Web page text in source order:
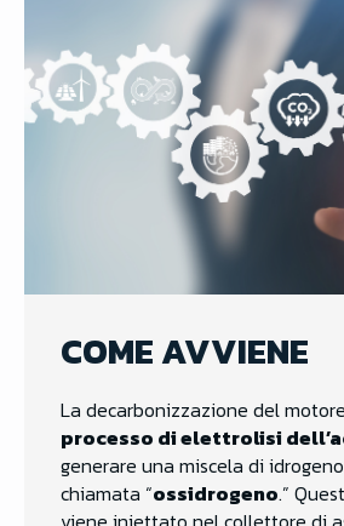
COME AVVIENE
La decarbonizzazione del
processo di elettrolisi
generare una miscela di
chiamata “ossidrogeno.”